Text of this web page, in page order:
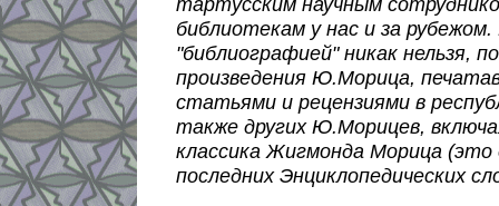
библиотекам у нас и за
"библиографией" никак нельзя,
произведения Ю.Морица,
статьями и рецензиями в
также других Ю.Морицев,
классика Жигмонда Морица (это
последних Энциклопедических